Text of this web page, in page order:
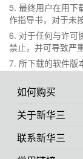
5. 最终用户在用下
作指导书，对于未
6. 对于任何与许可
禁止，并可导致严
7. 所下载的软件版
如何购买
关于新华三
联系新华三